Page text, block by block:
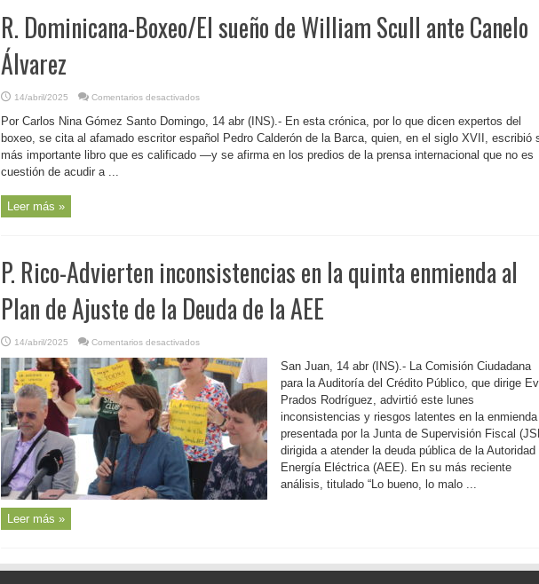
R. Dominicana-Boxeo/El sueño de William Scull ante Canelo
Álvarez
14/abril/2025 Comentarios desactivados
Dominicana-
Boxeo/El
sueño
de
William
Scull
Por Carlos Nina Gómez Santo Domingo, 14 abr (INS).- En esta crónica, por lo que dicen expertos del
boxeo, se cita al afamado escritor español Pedro Calderón de la Barca, quien, en el siglo XVII, escribió
más importante libro que es calificado —y se afirma en los predios de la prensa internacional que no es
cuestión de acudir a ...
Leer más »
P. Rico-Advierten inconsistencias en la quinta enmienda al
Plan de Ajuste de la Deuda de la AEE
14/abril/2025 Comentarios desactivados
Rico-
Advierten
inconsistencias
en
la
quinta
enmienda
al
Plan
de
Ajuste
Deuda
de
San Juan, 14 abr (INS).- La Comisión Ciudadana
para la Auditoría del Crédito Público, que dirige
Prados Rodríguez, advirtió este lunes
inconsistencias y riesgos latentes en la enmienda
presentada por la Junta de Supervisión Fiscal
dirigida a atender la deuda pública de la Autoridad
Energía Eléctrica (AEE). En su más reciente
análisis, titulado “Lo bueno, lo malo ...
Leer más »